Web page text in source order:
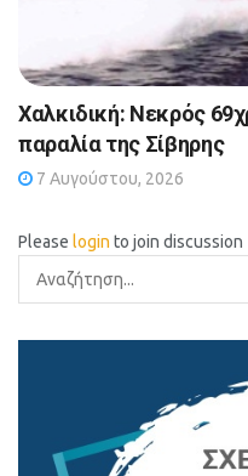
Χαλκιδική: Νεκρός
παραλία της Σίβηρης
7 Αυγούστου, 2026
Please login to join discussion